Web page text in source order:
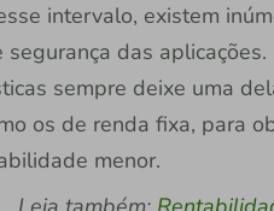
intervalo, existem
segurança das
sempre deixe uma
os de renda fixa, para
menor.